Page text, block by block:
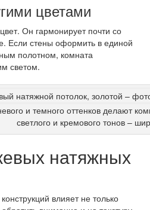
цветами
Он гармонирует почти со
Если стены оформить в единой
полотном, комната
светом.
и темного оттенков делают
светлого и кремового тонов –
натяжных
влияет не только